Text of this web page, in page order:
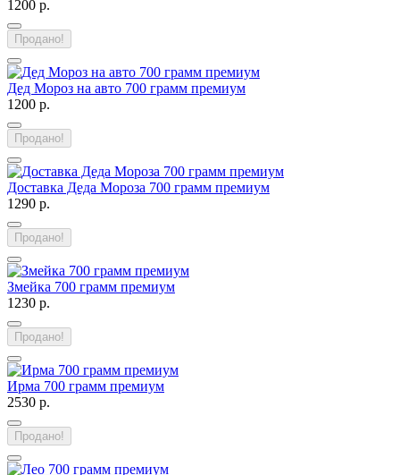
1200 р.
Продано!
Дед Мороз на авто 700 грамм премиум
1200 р.
Продано!
Доставка Деда Мороза 700 грамм премиум
1290 р.
Продано!
Змейка 700 грамм премиум
1230 р.
Продано!
Ирма 700 грамм премиум
2530 р.
Продано!